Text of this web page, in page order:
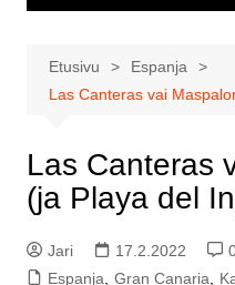
Etusivu
Espanja
Las Canteras vai
Las Canteras
(ja Playa del
Jari 17.2.2022
Espanja
Gran Canaria